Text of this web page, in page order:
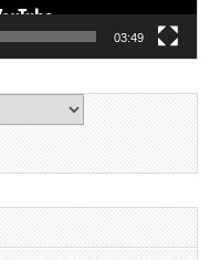
03:49